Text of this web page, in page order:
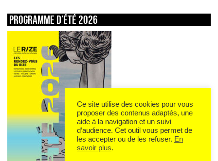
Programme d’été 2026
Ce site utilise des cookies pour vous
proposer des contenus adaptés, une
aide à la navigation et un suivi
d’audience. Cet outil vous permet de
les accepter ou de les refuser. En
savoir plus.